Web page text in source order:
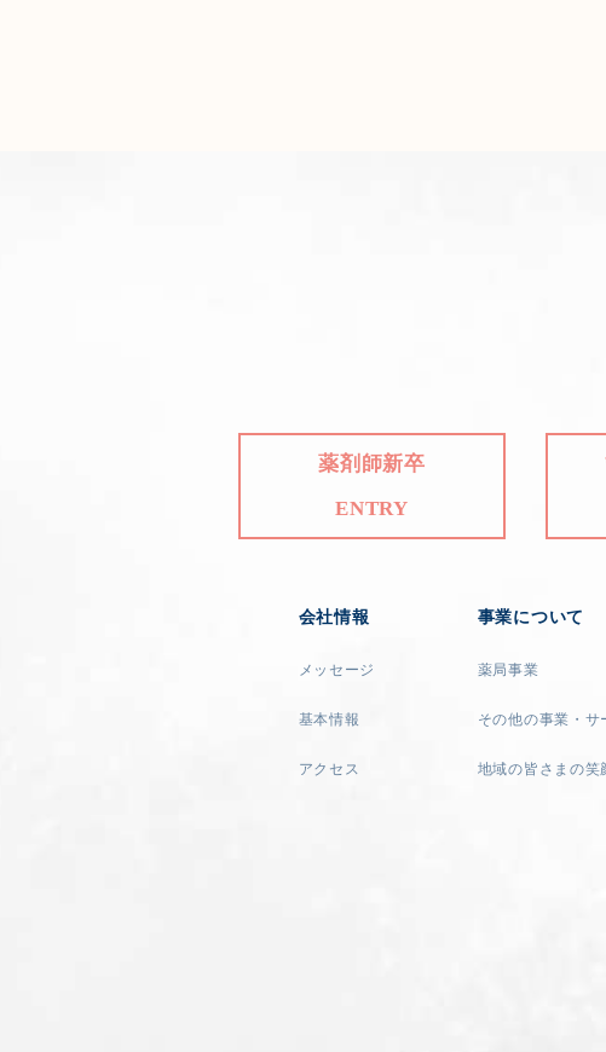
薬剤師新卒
ENTRY
会社情報
メッセージ
基本情報
アクセス
事業について
薬局事業
その他の事業・サ
地域の皆さまの笑